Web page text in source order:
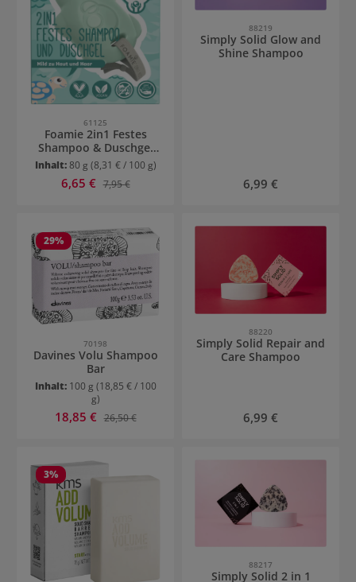
61125
Foamie 2in1 Festes
Shampoo & Duschgel
Kids
Inhalt:80 g (8,31 € / 100 g)
Verkaufspreis:
6,65 € Regulärer Preis:
7,95 €
88219
Simply Solid Glow and
Shine Shampoo
Regulärer Preis:
6,99 €
29%
70198
Davines Volu Shampoo
Bar
Inhalt: 100 g (18,85 € / 100
g)
Verkaufspreis:
18,85 € Regulärer Preis:
26,50 €
88220
Simply Solid Repair and
Care Shampoo
Regulärer Preis:
6,99 €
3%
88217
Simply Solid 2 in 1